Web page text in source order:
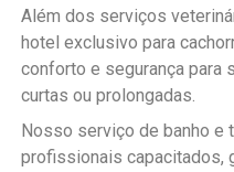
Além dos serviços
hotel exclusivo para
conforto e segurança para
curtas ou prolongadas.
Nosso serviço de banho e
profissionais capacitados,